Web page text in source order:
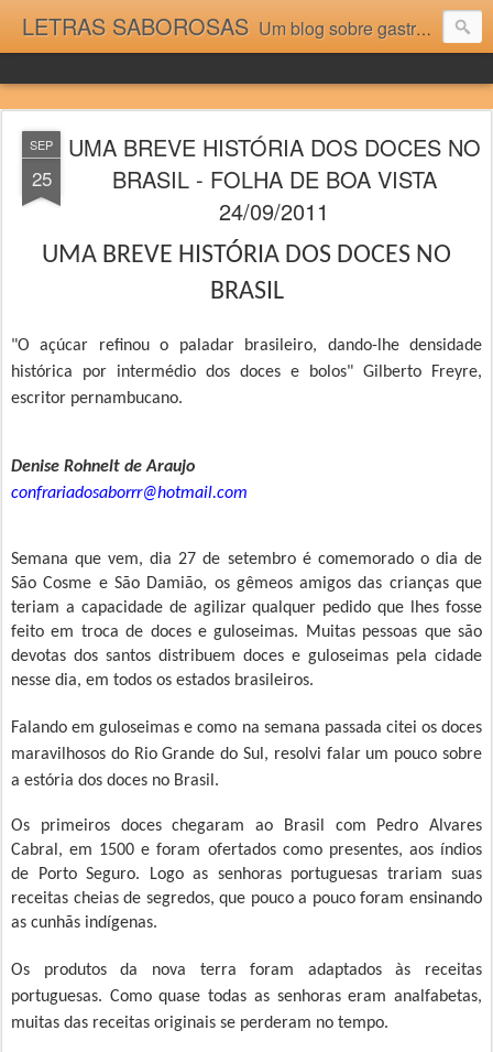
LETRAS SABOROSAS Um blog sobre gastronomia para as pessoas que gostam da boa cozinha. Dicas, receitas, notícias gastronômicas e viagens do Caburaí ao Chuí. Vou adorar tê-los na minha cozinha acima do Equador.
SEP
25
UMA BREVE HISTÓRIA DOS DOCES NO
BRASIL - FOLHA DE BOA VISTA
24/09/2011
UMA BREVE HISTÓRIA DOS DOCES NO
BRASIL
"O açúcar refinou o paladar brasileiro, dando-lhe densidade
histórica por intermédio dos doces e bolos" Gilberto Freyre,
escritor pernambucano.
Denise Rohnelt de Araujo
confrariadosaborrr@hotmail.com
Semana que vem, dia 27 de setembro é comemorado o dia de
São Cosme e São Damião, osgêmeos amigos das crianças que
teriam a capacidade de agilizar qualquer pedido que lhes fosse
feito em troca de doces e guloseimas. Muitas pessoas que são
devotas dos santos distribuem doces e guloseimas pela cidade
nesse dia, em todos os estados brasileiros.
Falando em guloseimas e como na semana passada citei os doces
maravilhosos do Rio Grande do Sul, resolvi falar um pouco sobre
a estória dos doces no Brasil.
Os primeiros doces chegaram ao Brasil com Pedro Alvares
Cabral, em 1500 e foram ofertados como presentes, aos índios
de Porto Seguro. Logo as senhoras portuguesas trariam suas
receitas cheias de segredos, que pouco a pouco foram ensinando
as cunhãs indígenas.
Os produtos da nova terra foram adaptados às receitas
portuguesas. Como quase todas as senhoras eram analfabetas,
muitas das receitas originais se perderam no tempo.